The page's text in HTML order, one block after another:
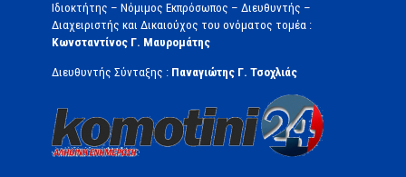
Ιδιοκτήτης – Νόμιμος Εκπρόσωπος – Διευθυντής –
Διαχειριστής και Δικαιούχος του ονόματος τομέα :
Κωνσταντίνος Γ. Μαυρομάτης
Διευθυντής Σύνταξης : Παναγιώτης Γ. Τσοχλιάς